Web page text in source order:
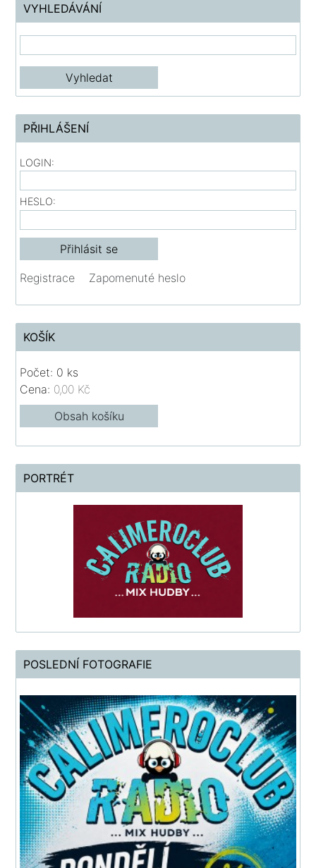
VYHLEDÁVÁNÍ
PŘIHLÁŠENÍ
LOGIN:
HESLO:
Registrace Zapomenuté heslo
KOŠÍK
Počet: 0 ks
Cena: 0,00 Kč
Obsah košíku
PORTRÉT
POSLEDNÍ FOTOGRAFIE